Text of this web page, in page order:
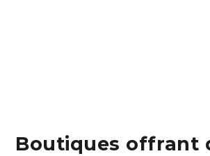
Boutiques offrant